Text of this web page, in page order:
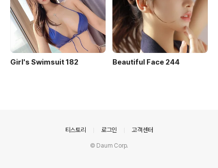
Girl's Swimsuit 182 Beautiful Face 244
티스토리 로그인 고객센터
© Daum Corp.